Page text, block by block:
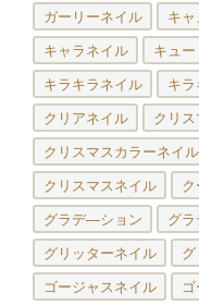
ガーリーネイル キャ
キャラネイル キュー
キラキラネイル キ
クリアネイル クリス
クリスマスカラーネイル
クリスマスネイル ク
グラデ―ション グ
グリッターネイル グ
ゴージャスネイル